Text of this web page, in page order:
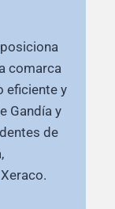
comarca
eficiente y
Gandía y
de